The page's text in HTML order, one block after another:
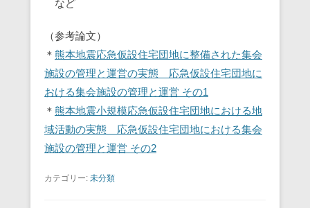
など
（参考論文）
＊ 熊本地震応急仮設住宅団地に整備された集会
施設の管理と運営の実態 応急仮設住宅団地に
おける集会施設の管理と運営 その1
＊ 熊本地震小規模応急仮設住宅団地における地
域活動の実態 応急仮設住宅団地における集会
施設の管理と運営 その2
カテゴリー: 未分類